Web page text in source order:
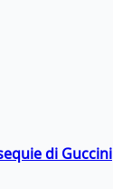
di Guccini